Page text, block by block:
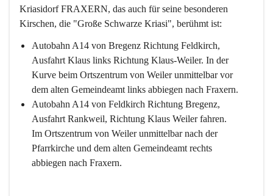
Kriasidorf FRAXERN, das auch für seine besonderen
Kirschen, die "Große Schwarze Kriasi", berühmt ist:
Autobahn A14 von Bregenz Richtung Feldkirch,
Ausfahrt Klaus links Richtung Klaus-Weiler. In der
Kurve beim Ortszentrum von Weiler unmittelbar vor
dem alten Gemeindeamt links abbiegen nach Fraxern.
Autobahn A14 von Feldkirch Richtung Bregenz,
Ausfahrt Rankweil, Richtung Klaus Weiler fahren.
Im Ortszentrum von Weiler unmittelbar nach der
Pfarrkirche und dem alten Gemeindeamt rechts
abbiegen nach Fraxern.